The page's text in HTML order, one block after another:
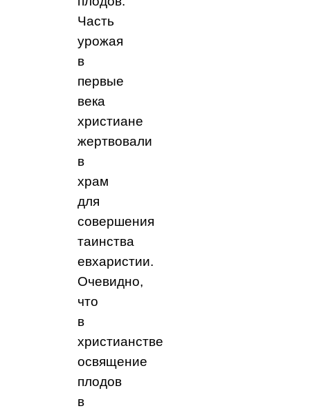
Часть
урожая
в
первые
века
христиане
жертвовали
в
храм
для
совершения
таинства
евхаристии.
Очевидно,
что
в
христианстве
освящение
плодов
в